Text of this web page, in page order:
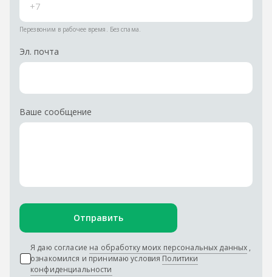
Перезвоним в рабочее время. Без спама.
Эл. почта
Ваше сообщение
Отправить
Я даю согласие на обработку моих персональных данных ,
ознакомился и принимаю условия Политики
конфиденциальности